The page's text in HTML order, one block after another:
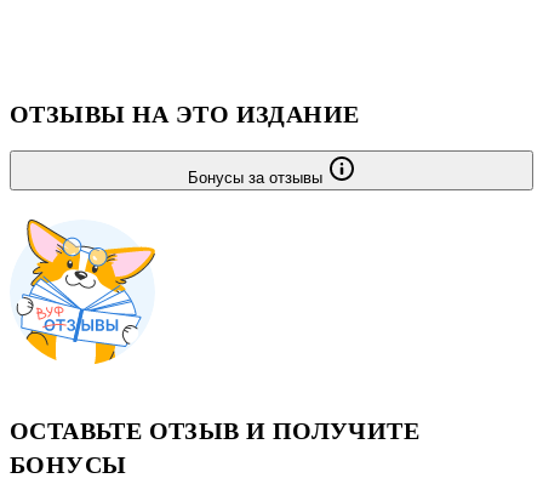
ОТЗЫВЫ НА ЭТО ИЗДАНИЕ
Бонусы за отзывы
ОСТАВЬТЕ ОТЗЫВ И ПОЛУЧИТЕ
БОНУСЫ